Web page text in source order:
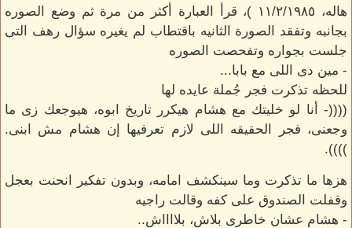
هاله، ١١/٢/١٩٨٥ )، قرأ العبارة أكثر من مرة ثم وضع الصوره
بجانبه وتفقد الصورة الثانيه باقتطاب لم يغيره سؤال رهف التى
جلست بجواره وتفحصت الصوره
- مين دى اللى مع بابا...
للحظه تذكرت فجر جُملة عايده لها
((((- أنا لو خليتك مع هشام هيكرر تاريخ ابوه، هيوجعك زى ما
وجعنى، فجر الحقيقه اللى لازم تعرفيها إن هشام مش ابنى.
)))).
هزها ما تذكرت وما سينكشف امامه، وبدون تفكير انحنت بعجل
وقفلت الصندوق على كفه وقالت راجيه
- هشام عشان خاطرى بلاش، بلااااش..